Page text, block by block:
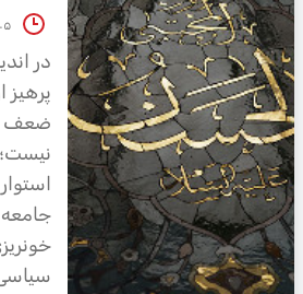
۱۴۰۵ تیر ۳۱
در
پرهیز
ضعف یا
نیست؛
جامعه
سیاسی